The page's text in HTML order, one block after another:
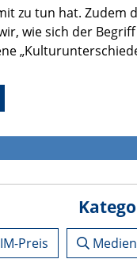
zu tun hat. Zudem
wie sich der
Preis